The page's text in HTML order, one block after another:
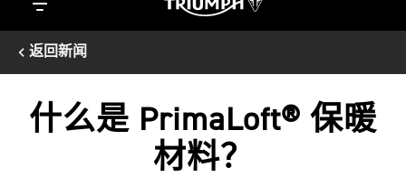
返回新闻
什么是 PrimaLoft® 保暖
材料？